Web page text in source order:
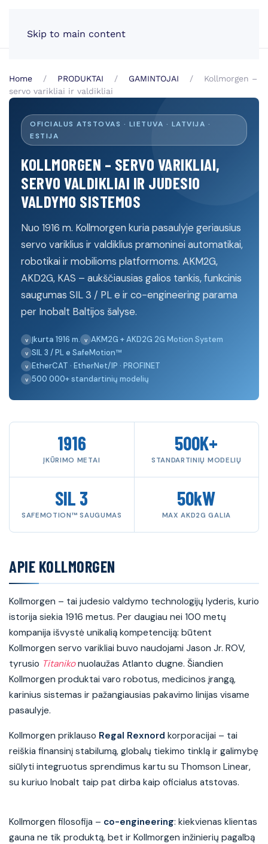
Skip to main content
Home PRODUKTAI GAMINTOJAI
Kollmorgen –
servo varikliai ir valdikliai
OFICIALUS ATSTOVAS · LIETUVA · LATVIJA ·
ESTIJA
KOLLMORGEN – SERVO VARIKLIAI,
SERVO VALDIKLIAI IR JUDESIO
VALDYMO SISTEMOS
Nuo 1916 m. Kollmorgen kuria pasaulyje geriausius
servo variklius ir valdiklius pramoninei automatikai,
robotikai ir mobilioms platformoms. AKM2G,
AKD2G, KAS – aukščiausias galios tankis, funkcinis
saugumas SIL 3 / PL e ir co-engineering parama
per Inobalt Baltijos šalyse.
Įkurta 1916 m.
AKM2G + AKD2G 2G Motion System
SIL 3 / PL e SafeMotion™
EtherCAT · EtherNet/IP · PROFINET
500 000+ standartinių modelių
1916
ĮKŪRIMO METAI
500K+
STANDARTINIŲ MODELIŲ
SIL 3
SAFEMOTION™ SAUGUMAS
50kW
MAX AKD2G GALIA
APIE KOLLMORGEN
Kollmorgen – tai judesio valdymo technologijų lyderis, kurio
istorija siekia 1916 metus. Per daugiau nei 100 metų
kompanija išvystė unikalią kompetenciją: būtent
Kollmorgen servo varikliai buvo naudojami Jason Jr. ROV,
tyrusio Titanikonuolaužas Atlanto dugne. Šiandien
Kollmorgen produktai varo robotus, medicinos įrangą,
karinius sistemas ir pažangiausias pakavimo linijas visame
pasaulyje.
Kollmorgen priklauso Regal Rexnord korporacijai – tai
reiškia finansinį stabilumą, globalų tiekimo tinklą ir galimybę
siūlyti integruotus sprendimus kartu su Thomson Linear,
su kuriuo Inobalt taip pat dirba kaip oficialus atstovas.
Kollmorgen filosofija – co-engineering: kiekvienas klientas
gauna ne tik produktą, bet ir Kollmorgen inžinierių pagalbą